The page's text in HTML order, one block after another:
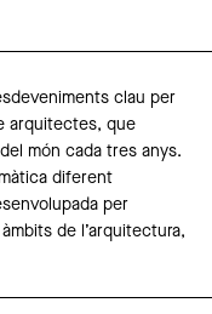
clau per
arquitectes, que
món cada tres anys.
diferent
per
de l’arquitectura,